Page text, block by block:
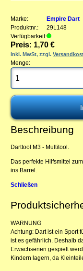
Marke:
Empire Dart
Produktnr.:
29L148
Verfügbarkeit:
Preis: 1,70 €
inkl. MwSt, zzgl.
Menge:
Beschreibung
Darttool M3 - Multitool.
Das perfekte Hilfsmittel
ins Barrel.
Schließen
WARNUNG
Achtung: Dart ist ein Sport
ist es gefährlich. Deshalb
Erwachsenen gespielt
Kindern lagern, da